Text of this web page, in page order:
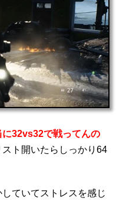
に32vs32で戦ってんの
ト開いたらしっかり64
ていてストレスを感じ